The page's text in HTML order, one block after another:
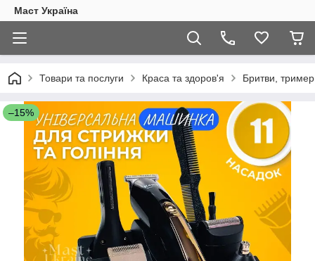
Маст Україна
Товари та послуги Краса та здоров'я Бритви,
–15%